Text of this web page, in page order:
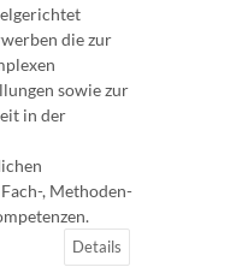
die zur
sowie zur
in der
, Methoden-
Details